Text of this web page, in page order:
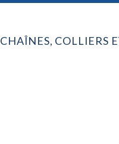
CHAÎNES, COLLIERS